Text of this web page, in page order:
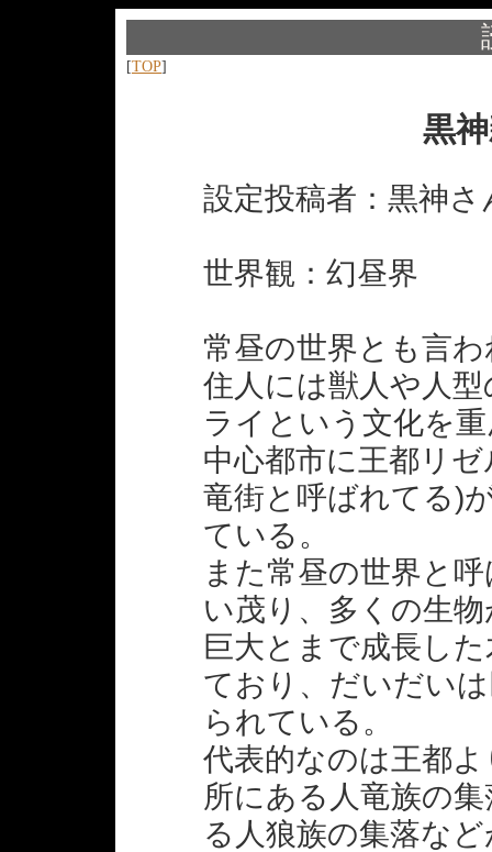
[TOP]
黒
設定投稿者：黒神さ
世界観：幻昼界
常昼の世界とも言
住人には獣人や人
ライという文化を
中心都市に王都リ
竜街と呼ばれてる)
ている。
また常昼の世界と
い茂り、多くの生
巨大とまで成長し
ており、だいだい
られている。
代表的なのは王都
所にある人竜族の
る人狼族の集落な